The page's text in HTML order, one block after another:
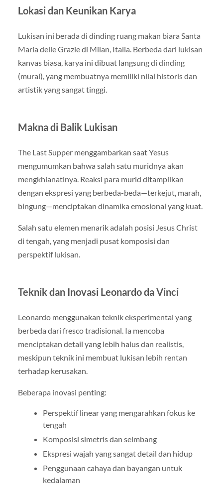
Lokasi dan Keunikan Karya
Lukisan ini berada di dinding ruang makan biara Santa
Maria delle Grazie di Milan, Italia. Berbeda dari lukisan
kanvas biasa, karya ini dibuat langsung di dinding
(mural), yang membuatnya memiliki nilai historis dan
artistik yang sangat tinggi.
Makna di Balik Lukisan
The Last Supper menggambarkan saat Yesus
mengumumkan bahwa salah satu muridnya akan
mengkhianatinya. Reaksi para murid ditampilkan
dengan ekspresi yang berbeda-beda—terkejut, marah,
bingung—menciptakan dinamika emosional yang kuat.
Salah satu elemen menarik adalah posisi Jesus Christ
di tengah, yang menjadi pusat komposisi dan
perspektif lukisan.
Teknik dan Inovasi Leonardo da Vinci
Leonardo menggunakan teknik eksperimental yang
berbeda dari fresco tradisional. Ia mencoba
menciptakan detail yang lebih halus dan realistis,
meskipun teknik ini membuat lukisan lebih rentan
terhadap kerusakan.
Beberapa inovasi penting:
Perspektif linear yang mengarahkan fokus ke
tengah
Komposisi simetris dan seimbang
Ekspresi wajah yang sangat detail dan hidup
Penggunaan cahaya dan bayangan untuk
kedalaman